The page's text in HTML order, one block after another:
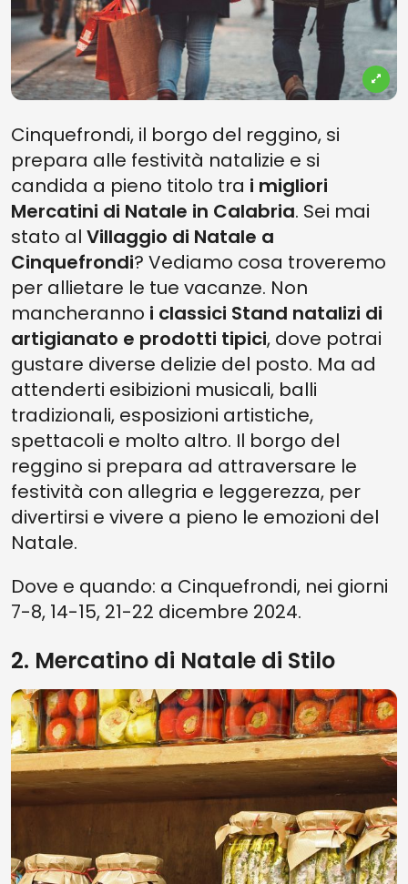
Cinquefrondi, il borgo del reggino, si
prepara alle festività natalizie e si
candida a pieno titolo tra i migliori
Mercatini di Natale in Calabria. Sei mai
stato al Villaggio di Natale a
Cinquefrondi? Vediamo cosa troveremo
per allietare le tue vacanze. Non
mancheranno i classici Stand natalizi di
artigianato e prodotti tipici, dove potrai
gustare diverse delizie del posto. Ma ad
attenderti esibizioni musicali, balli
tradizionali, esposizioni artistiche,
spettacoli e molto altro. Il borgo del
reggino si prepara ad attraversare le
festività con allegria e leggerezza, per
divertirsi e vivere a pieno le emozioni del
Natale.
Dove e quando: a Cinquefrondi, nei giorni
7-8, 14-15, 21-22 dicembre 2024.
2. Mercatino di Natale di Stilo